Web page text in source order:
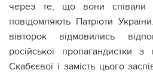
через те, що вони співали
повідомляють Патріоти
вівторок відмовились
російської пропагандистки
Скабєєвої і замість цього